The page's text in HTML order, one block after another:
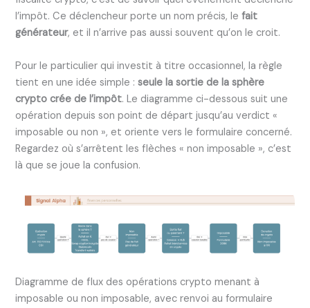
l’impôt. Ce déclencheur porte un nom précis, lefait
générateur, et il n’arrive pas aussi souvent qu’on le croit.
Pour le particulier qui investit à titre occasionnel, la règle
tient en une idée simple :seule la sortie de la sphère
crypto crée de l’impôt. Le diagramme ci-dessous suit une
opération depuis son point de départ jusqu’au verdict «
imposable ou non », et oriente vers le formulaire concerné.
Regardez où s’arrêtent les flèches « non imposable », c’est
là que se joue la confusion.
Diagramme de flux des opérations crypto menant à
imposable ou non imposable, avec renvoi au formulaire